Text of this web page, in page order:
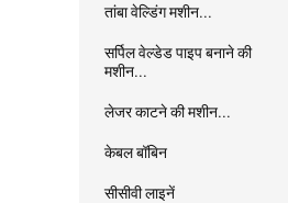
तांबा वेल्डिंग मशीन...
सर्पिल वेल्डेड पाइप बनाने की
मशीन...
लेजर काटने की मशीन...
केबल बॉबिन
सीसीवी लाइनें